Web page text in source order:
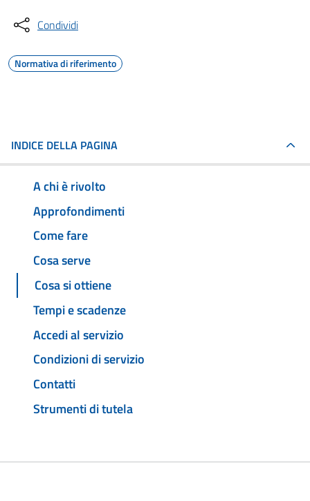
Condividi
Normativa di riferimento
INDICE DELLA PAGINA
A chi è rivolto
Approfondimenti
Come fare
Cosa serve
Cosa si ottiene
Tempi e scadenze
Accedi al servizio
Condizioni di servizio
Contatti
Strumenti di tutela